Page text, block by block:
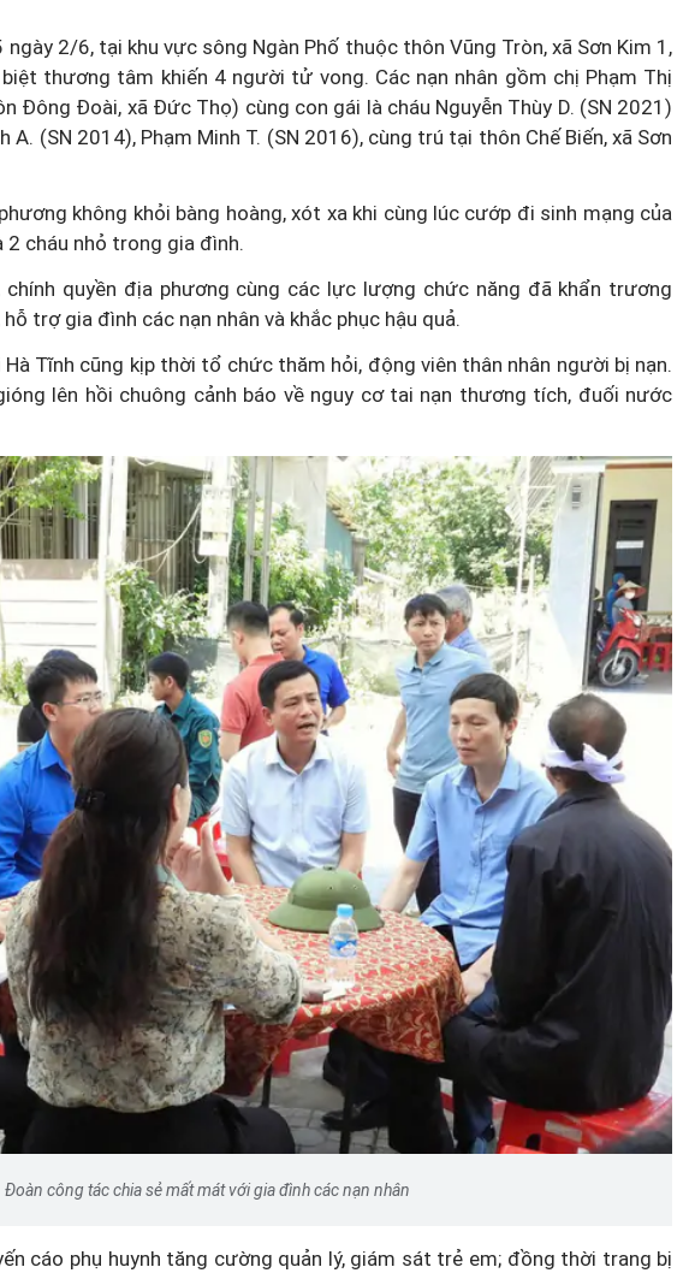
2/6, tại khu vực sông Ngàn Phố thuộc thôn Vũng Tròn, xã Sơn Kim 1,
thương tâm khiến 4 người tử vong. Các nạn nhân gồm chị Phạm Thị
Đông Đoài, xã Đức Thọ) cùng con gái là cháu Nguyễn Thùy D. (SN 2021)
A. (SN 2014), Phạm Minh T. (SN 2016), cùng trú tại thôn Chế Biến, xã Sơn
không khỏi bàng hoàng, xót xa khi cùng lúc cướp đi sinh mạng của
cháu nhỏ trong gia đình.
chính quyền địa phương cùng các lực lượng chức năng đã khẩn trương
trợ gia đình các nạn nhân và khắc phục hậu quả.
Tĩnh cũng kịp thời tổ chức thăm hỏi, động viên thân nhân người bị nạn.
lên hồi chuông cảnh báo về nguy cơ tai nạn thương tích, đuối nước
Đoàn công tác chia sẻ mất mát với gia đình các nạn nhân
cáo phụ huynh tăng cường quản lý, giám sát trẻ em; đồng thời trang bị
nhân tan vỡ, 3
bản án vì lẽ công
bằng
Hà Nội thu hút bác sĩ về trạm y
tế, tạo điều kiện để người dân
tiếp cận các dịch vụ y tế kỹ thuật